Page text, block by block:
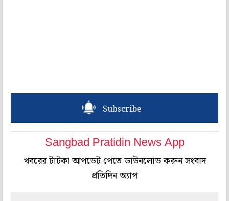
Subscribe
Sangbad Pratidin News App
খবরের টাটকা আপডেট পেতে ডাউনলোড করুন সংবাদ
প্রতিদিন অ্যাপ